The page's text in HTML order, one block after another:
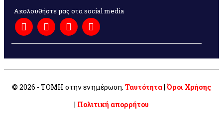
Ακολουθήστε μας στα social media
© 2026 - ΤΟΜΗ στην ενημέρωση. Ταυτότητα| Όροι Χρήσης
| Πολιτική απορρήτου